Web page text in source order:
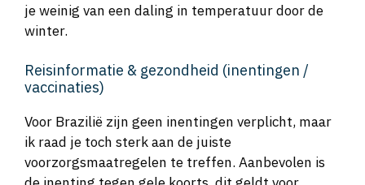
je weinig van een daling in temperatuur door de
winter.
Reisinformatie & gezondheid (inentingen /
vaccinaties)
Voor Brazilië zijn geen inentingen verplicht, maar
ik raad je toch sterk aan de juiste
voorzorgsmaatregelen te treffen. Aanbevolen is